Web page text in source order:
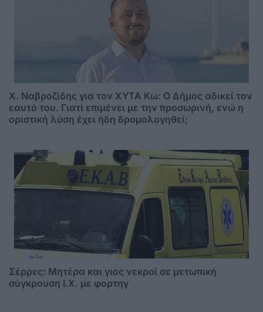
Χ. Ναβροζίδης για τον ΧΥΤΑ Kω: Ο Δήμος αδικεί τον
εαυτό του. Γιατί επιμένει με την προσωρινή, ενώ η
οριστική λύση έχει ήδη δρομολογηθεί;
Σέρρες: Μητέρα και γιος νεκροί σε μετωπική
σύγκρουση Ι.Χ. με φορτηγ